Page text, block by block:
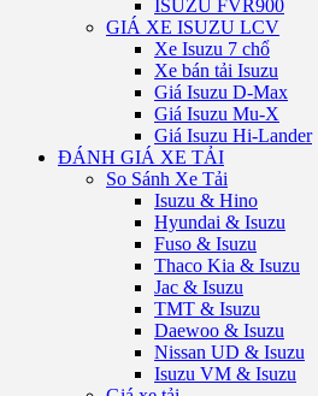
ISUZU FVR900
GIÁ XE ISUZU LCV
Xe Isuzu 7 chổ
Xe bán tải Isuzu
Giá Isuzu D-Max
Giá Isuzu Mu-X
Giá Isuzu Hi-Lander
ĐÁNH GIÁ XE TẢI
So Sánh Xe Tải
Isuzu & Hino
Hyundai & Isuzu
Fuso & Isuzu
Thaco Kia & Isuzu
Jac & Isuzu
TMT & Isuzu
Daewoo & Isuzu
Nissan UD & Isuzu
Isuzu VM & Isuzu